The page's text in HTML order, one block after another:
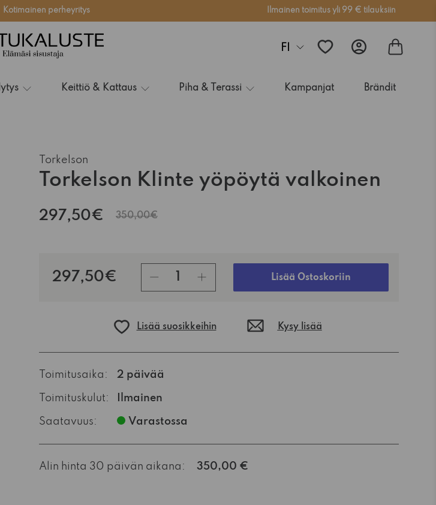
Kotimainen perheyritys Ilmainen toimitus yli 99 € tilauksiin
FI
Keittiö & Kattaus Piha & Terassi Kampanjat Brändit
Torkelson
Torkelson Klinte yöpöytä valkoinen
297,50€ 350,00€
297,50€ Lisää Ostoskoriin
Lisää suosikkeihin Kysy lisää
Toimitusaika: 2 päivää
Toimituskulut: Ilmainen
Saatavuus: Varastossa
Alin hinta 30 päivän aikana: 350,00 €